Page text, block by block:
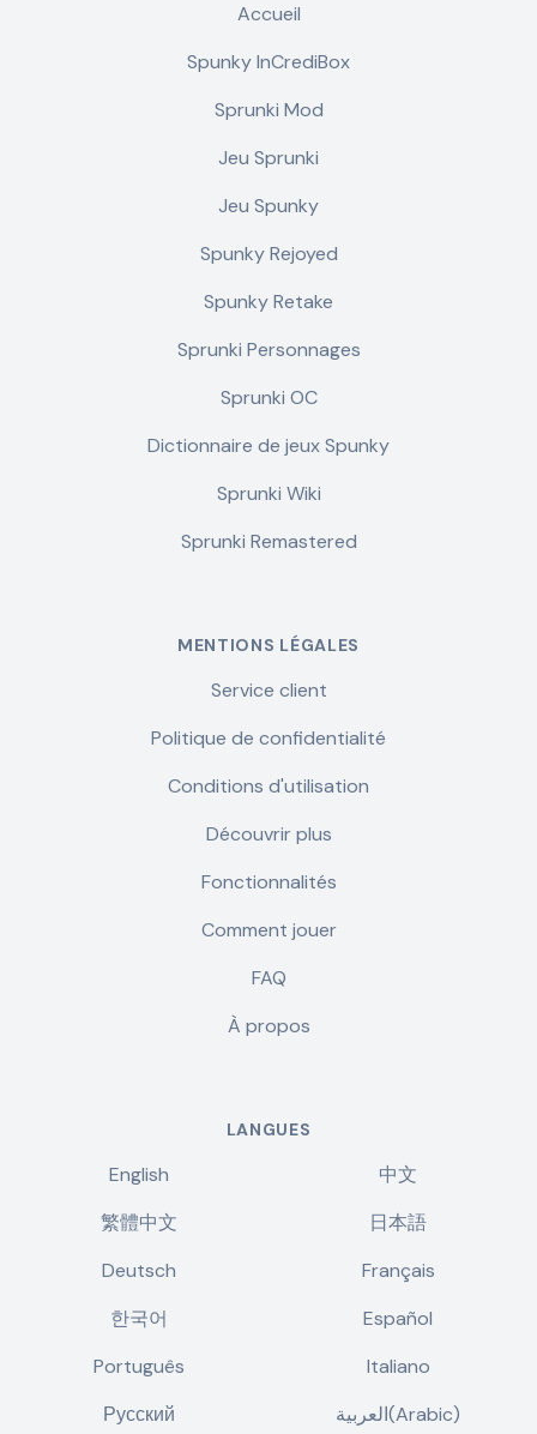
Accueil
Spunky InCrediBox
Sprunki Mod
Jeu Sprunki
Jeu Spunky
Spunky Rejoyed
Spunky Retake
Sprunki Personnages
Sprunki OC
Dictionnaire de jeux Spunky
Sprunki Wiki
Sprunki Remastered
MENTIONS LÉGALES
Service client
Politique de confidentialité
Conditions d'utilisation
Découvrir plus
Fonctionnalités
Comment jouer
FAQ
À propos
LANGUES
English
中文
繁體中文
日本語
Deutsch
Français
한국어
Español
Português
Italiano
Русский
العربية(Arabic)